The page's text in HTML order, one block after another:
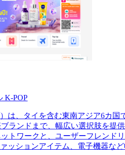
K-POP
）は、タイを含む東南アジア6カ
ランドまで、幅広い選択肢を提
トワークと、ユーザーフレンド
ッションアイテム、電子機器な